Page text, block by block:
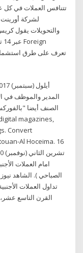
تتنافس العملات في كل
لشركة
والتحويلات يقول
المدير والموظف في
الصنف أيضا
Convert
تداول العملات
القرن التاسع